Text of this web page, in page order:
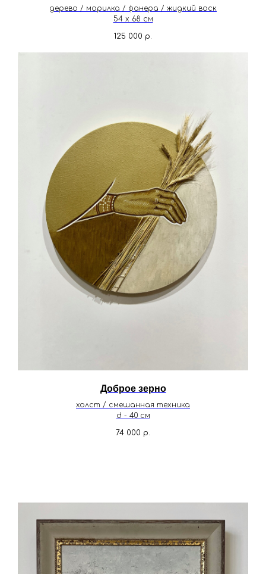
дерево / морилка / фанера / жидкий воск
54 х 68 см
125 000 р.
Доброе зерно
холст / смешанная техника
d - 40 см
74 000 р.